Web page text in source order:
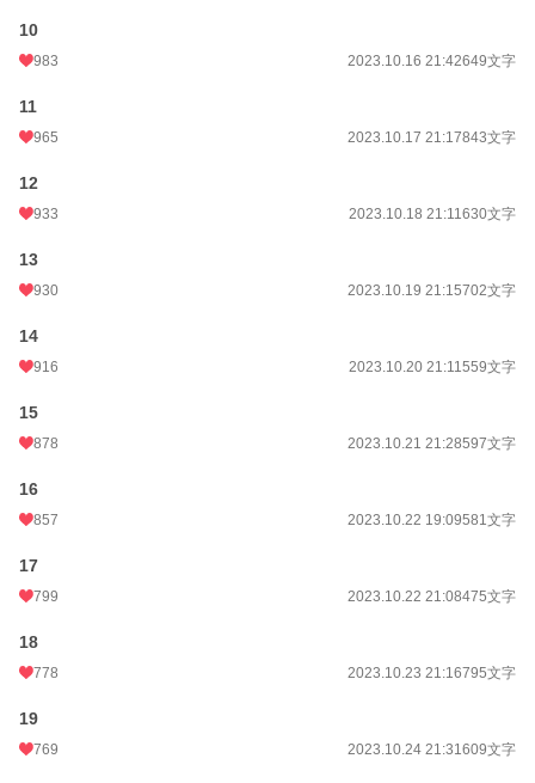
10
983 2023.10.16 21:42649文字
11
965 2023.10.17 21:17843文字
12
933 2023.10.18 21:11630文字
13
930 2023.10.19 21:15702文字
14
916 2023.10.20 21:11559文字
15
878 2023.10.21 21:28597文字
16
857 2023.10.22 19:09581文字
17
799 2023.10.22 21:08475文字
18
778 2023.10.23 21:16795文字
19
769 2023.10.24 21:31609文字